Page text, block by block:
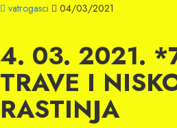
vatrogasci 04/03/2021
4. 03. 2021.
TRAVE I
RASTINJA